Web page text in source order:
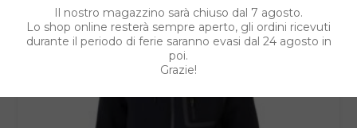
Il nostro magazzino sarà chiuso dal 7 agosto.
Lo shop online resterà sempre aperto, gli ordini ricevuti
durante il periodo di ferie saranno evasi dal 24 agosto in
poi.
Grazie!